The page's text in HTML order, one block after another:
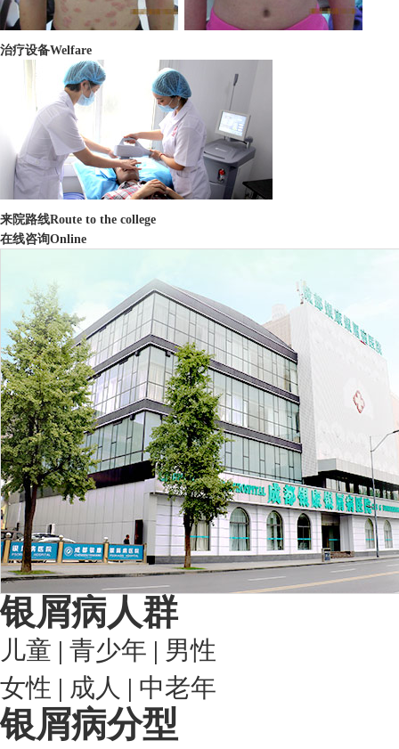
治疗设备Welfare
来院路线Route to the college
在线咨询Online
银屑病人群
儿童 | 青少年 | 男性
女性 | 成人 | 中老年
银屑病分型